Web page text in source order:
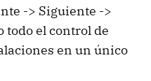
-> Siguiente ->
todo el control de
en un único